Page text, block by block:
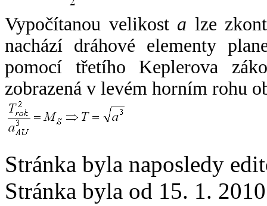
Vypočítanou velikost a lze
nachází dráhové elementy
pomocí třetího Keplerova
zobrazená v levém horním rohu
Stránka byla naposledy
Stránka byla od 15. 1.